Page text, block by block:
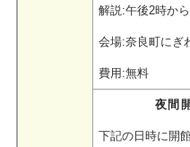
解説:午後2時か
会場:奈良町にぎ
費用:無料
夜間
下記の日時に開